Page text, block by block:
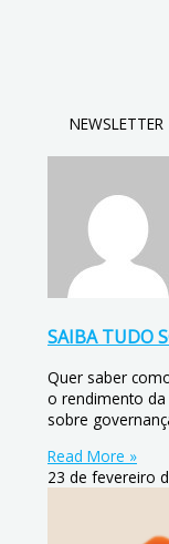
NEWSLETTER
SAIBA TUDO
Quer saber
o rendimento da
sobre
Read More »
23 de fevereiro